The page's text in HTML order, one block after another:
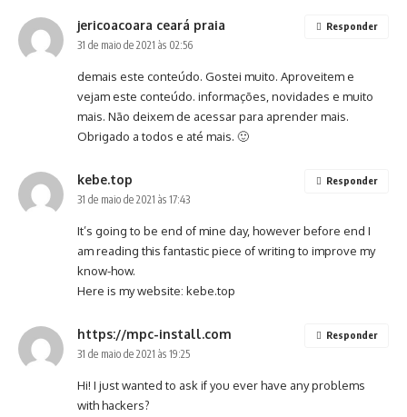
jericoacoara ceará praia
31 de maio de 2021 às 02:56
demais este conteúdo. Gostei muito. Aproveitem e
vejam este conteúdo. informações, novidades e muito
mais. Não deixem de acessar para aprender mais.
Obrigado a todos e até mais. 🙂
Responder
kebe.top
31 de maio de 2021 às 17:43
It’s going to be end of mine day, however before end I
am reading this fantastic piece of writing to improve my
know-how.
Here is my website: kebe.top
Responder
https://mpc-install.com
31 de maio de 2021 às 19:25
Hi! I just wanted to ask if you ever have any problems
with hackers?
Responder